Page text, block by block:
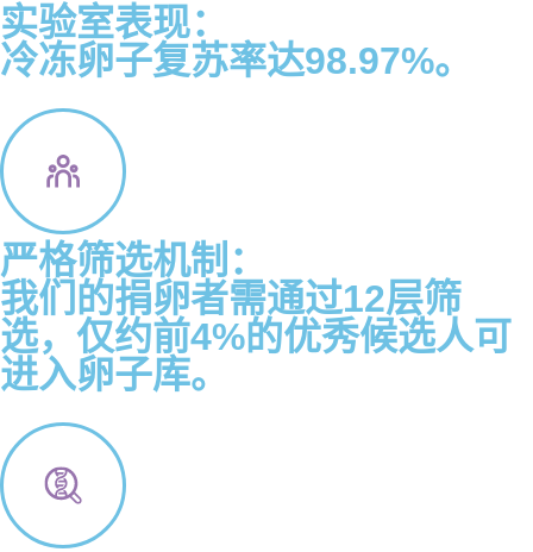
实验室表现：
冷冻卵子复苏率达98.97%。
严格筛选机制：
我们的捐卵者需通过12层筛
选，仅约前4%的优秀候选人可
进入卵子库。